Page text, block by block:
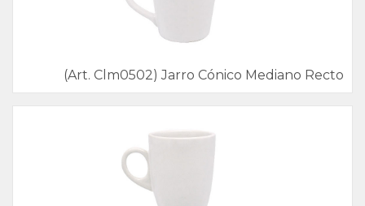
(Art. Clm0502) Jarro Cónico Mediano Recto